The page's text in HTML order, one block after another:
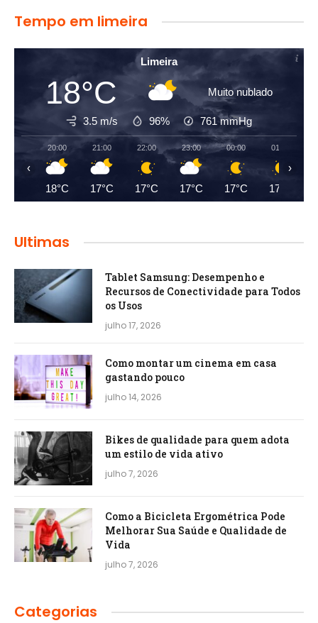
Tempo em limeira
Limeira
18°C Muito nublado
3.5 m/s 96% 761mmHg
20:00
18°C
21:00
17°C
22:00
17°C
23:00
17°C
00:00
17°C
01:00
17°C
‹ ›
Ultimas
Tablet Samsung: Desempenho e
Recursos de Conectividade para Todos
os Usos
julho 17, 2026
Como montar um cinema em casa
gastando pouco
julho 14, 2026
Bikes de qualidade para quem adota
um estilo de vida ativo
julho 7, 2026
Como a Bicicleta Ergométrica Pode
Melhorar Sua Saúde e Qualidade de
Vida
julho 7, 2026
Categorias